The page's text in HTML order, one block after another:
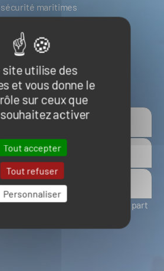
site utilise des
et vous donne le
sur ceux que
activer
Tout accepter
Tout refuser
Personnaliser
maritimes
et minérales marines
marines
marins
et logistique
des articles d'actualité de la part
Atlantique